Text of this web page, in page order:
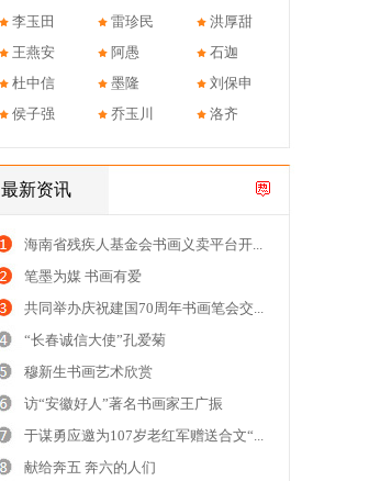
李玉田
雷珍民
洪厚甜
王燕安
阿愚
石迦
杜中信
墨隆
刘保申
侯子强
乔玉川 洛齐
最新资讯
海南省残疾人基金会书画义卖平台开...
笔墨为媒 书画有爱
共同举办庆祝建国70周年书画笔会交...
“长春诚信大使”孔爱菊
穆新生书画艺术欣赏
访“安徽好人”著名书画家王广振
于谋勇应邀为107岁老红军赠送合文“...
献给奔五 奔六的人们